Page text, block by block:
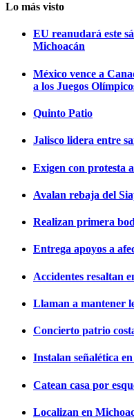
Lo más visto
EU reanudará este
Michoacán
México vence a
a los Juegos
Quinto Patio
Jalisco lidera entre
Exigen con protesta
Avalan rebaja del
Realizan primera
Entrega apoyos a
Accidentes resaltan
Llaman a mantener
Concierto patrio
Instalan señalética
Catean casa por
Localizan en